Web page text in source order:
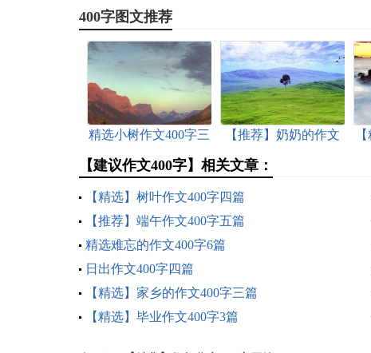
400字图文推荐
精选小树作文400字三
【推荐】奶奶的作文
【建议作文400字】相关文章：
【精选】树叶作文400字四篇
【推荐】端午作文400字五篇
精选难忘的作文400字6篇
日出作文400字四篇
【精选】家乡的作文400字三篇
【精选】毕业作文400字3篇